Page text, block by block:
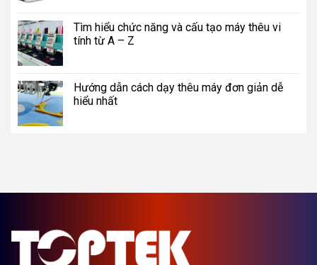
Tìm hiểu chức năng và cấu tạo máy thêu vi
tính từ A – Z
Hướng dẫn cách dạy thêu máy đơn giản dễ
hiểu nhất